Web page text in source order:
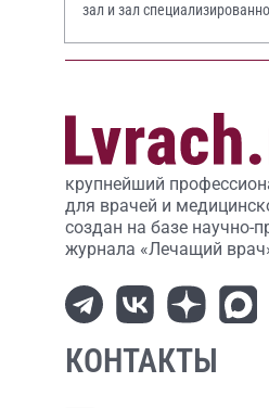
зал и зал
крупнейший
для врачей и
создан на базе научно-
журнала «Лечащий
КОНТАКТЫ